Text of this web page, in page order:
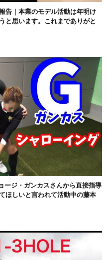
告｜本業のモデル活動は年明け
と思います。これまでありがと
ージ・ガンカスさんから直接指導
ほしいと言われて活動中の藤本